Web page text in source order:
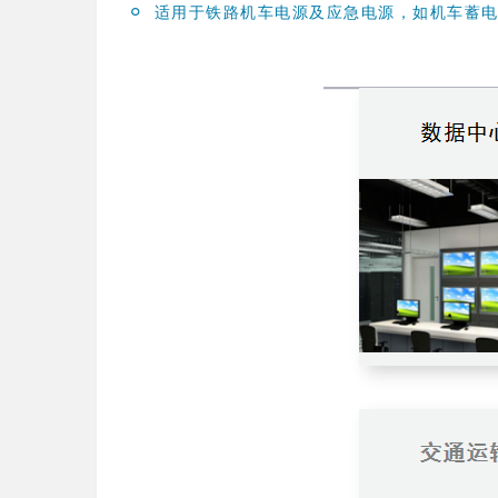
° 适用于铁路机车电源及应急电源，如机车蓄